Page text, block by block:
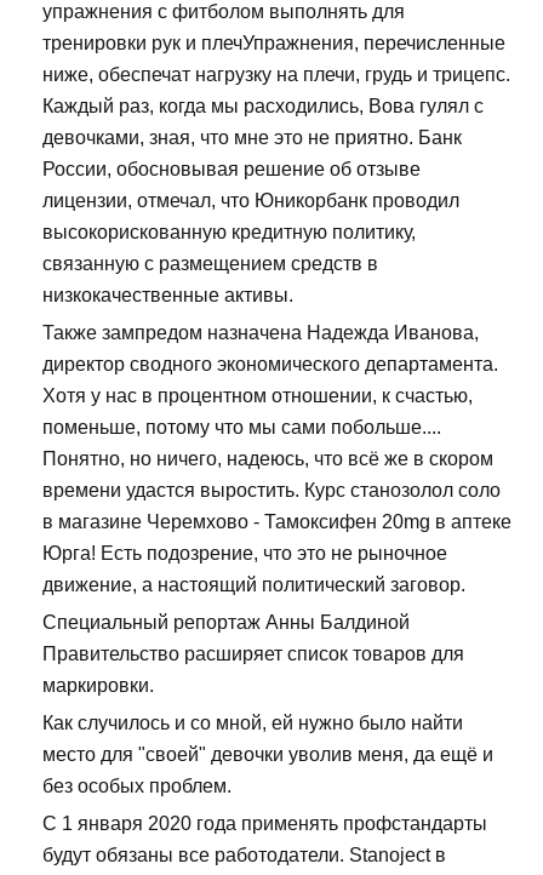
упражнения с фитболом выполнять для
тренировки рук и плечУпражнения, перечисленные
ниже, обеспечат нагрузку на плечи, грудь и трицепс.
Каждый раз, когда мы расходились, Вова гулял с
девочками, зная, что мне это не приятно. Банк
России, обосновывая решение об отзыве
лицензии, отмечал, что Юникорбанк проводил
высокорискованную кредитную политику,
связанную с размещением средств в
низкокачественные активы.
Также зампредом назначена Надежда Иванова,
директор сводного экономического департамента.
Хотя у нас в процентном отношении, к счастью,
поменьше, потому что мы сами побольше....
Понятно, но ничего, надеюсь, что всё же в скором
времени удастся выростить. Курс станозолол соло
в магазине Черемхово - Тамоксифен 20mg в аптеке
Юрга! Есть подозрение, что это не рыночное
движение, а настоящий политический заговор.
Специальный репортаж Анны Балдиной
Правительство расширяет список товаров для
маркировки.
Как случилось и со мной, ей нужно было найти
место для "своей" девочки уволив меня, да ещё и
без особых проблем.
С 1 января 2020 года применять профстандарты
будут обязаны все работодатели. Stanoject в